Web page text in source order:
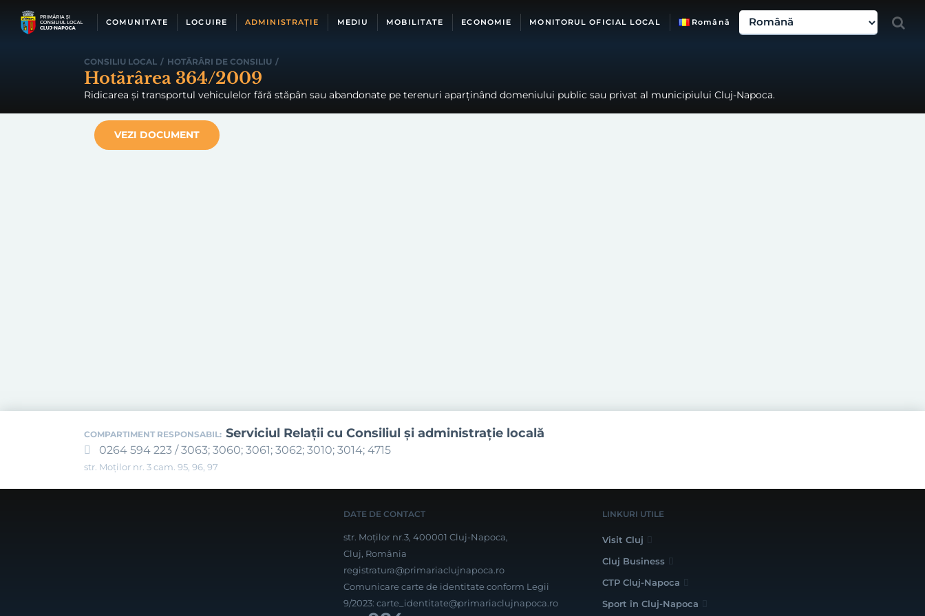
COMUNITATE LOCUIRE ADMINISTRAȚIE MEDIU MOBILITATE ECONOMIE MONITORUL OFICIAL LOCAL Română
CONSILIU LOCAL / HOTĂRÂRI DE CONSILIU /
Hotărârea 364/2009
Ridicarea şi transportul vehiculelor fără stăpân sau abandonate pe terenuri aparţinând domeniului public sau privat al municipiului Cluj-Napoca.
VEZI DOCUMENT
COMPARTIMENT RESPONSABIL: Serviciul Relaţii cu Consiliul şi administraţie locală
0264 594 223 / 3063; 3060; 3061; 3062; 3010; 3014; 4715
str. Moților nr. 3 cam. 95, 96, 97
DATE DE CONTACT
str. Moților nr.3, 400001 Cluj-Napoca,
Cluj, România
registratura@primariaclujnapoca.ro
Comunicare carte de identitate conform Legii
9/2023: carte_identitate@primariaclujnapoca.ro
LINKURI UTILE
Visit Cluj
Cluj Business
CTP Cluj-Napoca
Sport în Cluj-Napoca